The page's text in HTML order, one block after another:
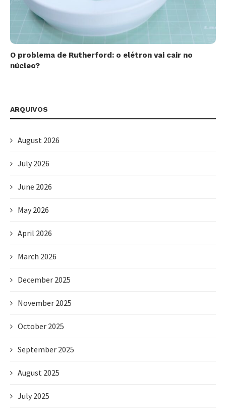
O problema de Rutherford: o elétron vai cair no
núcleo?
ARQUIVOS
August 2026
July 2026
June 2026
May 2026
April 2026
March 2026
December 2025
November 2025
October 2025
September 2025
August 2025
July 2025